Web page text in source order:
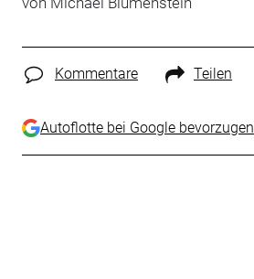
Kommentare Teilen
Autoflotte bei Google bevorzugen